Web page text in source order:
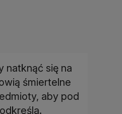
natknąć się na
śmiertelne
aby pod